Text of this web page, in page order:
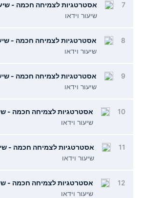
7
אסטרטגיות לצמיחה חכמה -
שיעור וידאו
8
אסטרטגיות לצמיחה חכמה -
שיעור וידאו
9
אסטרטגיות לצמיחה חכמה -
שיעור וידאו
10
אסטרטגיות לצמיחה חכמה -
שיעור וידאו
11
אסטרטגיות לצמיחה חכמה -
שיעור וידאו
12
אסטרטגיות לצמיחה חכמה -
שיעור וידאו